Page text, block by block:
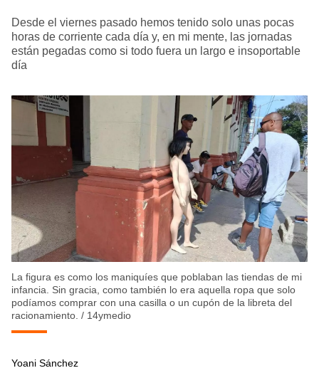
Desde el viernes pasado hemos tenido solo unas pocas
horas de corriente cada día y, en mi mente, las jornadas
están pegadas como si todo fuera un largo e insoportable
día
La figura es como los maniquíes que poblaban las tiendas de mi
infancia. Sin gracia, como también lo era aquella ropa que solo
podíamos comprar con una casilla o un cupón de la libreta del
racionamiento. / 14ymedio
Yoani Sánchez